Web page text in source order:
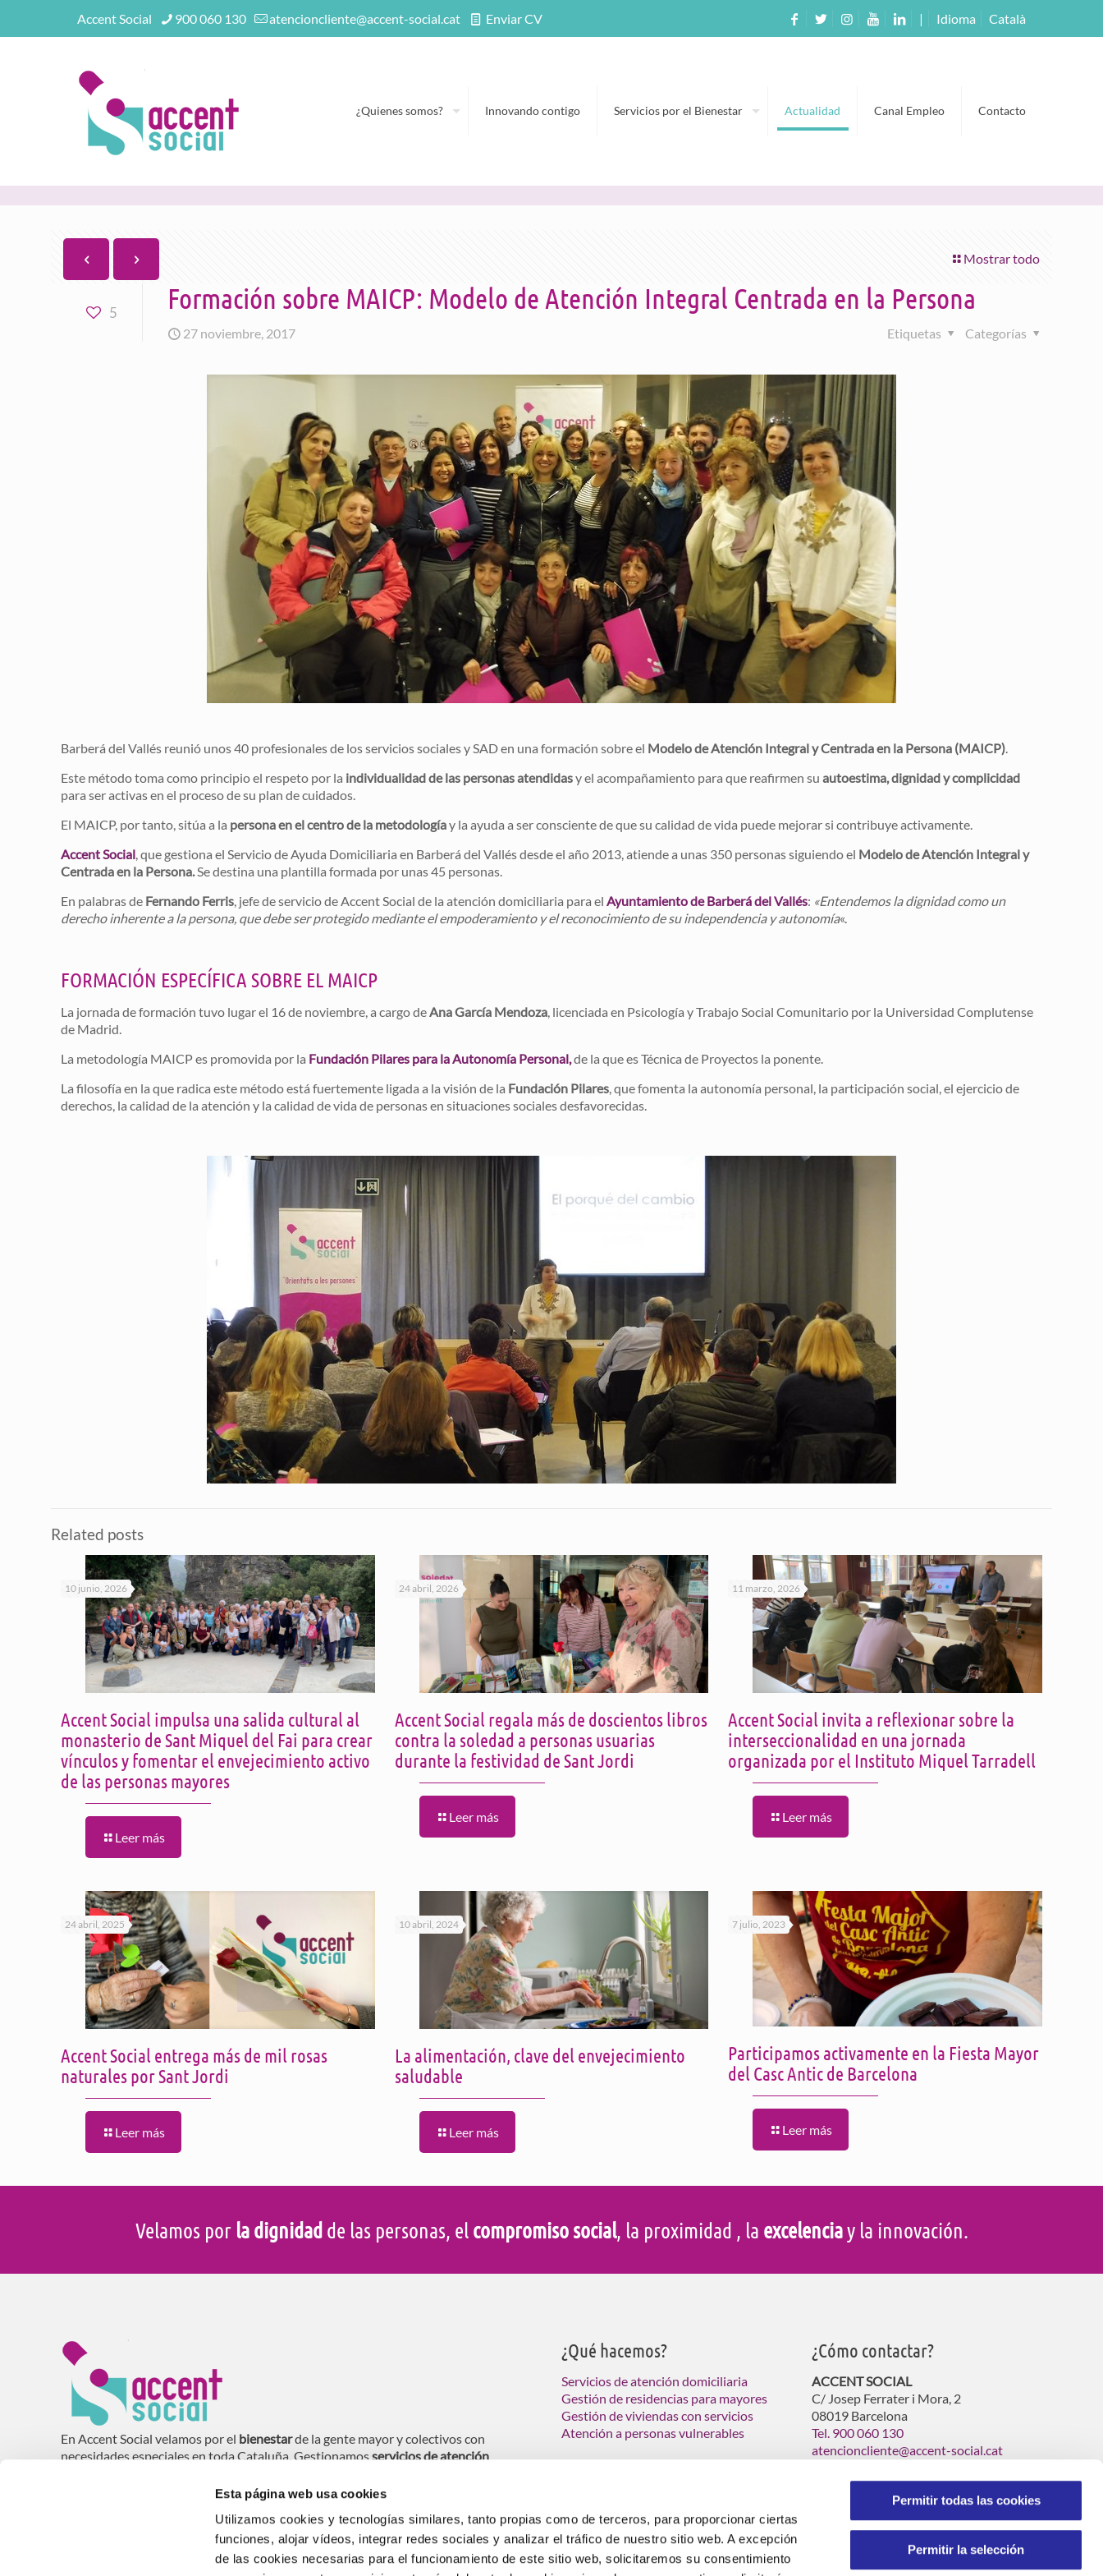
Esta página web usa cookies
Utilizamos cookies y tecnologías similares, tanto propias como de terceros, para proporcionar ciertas
funciones, alojar vídeos, integrar redes sociales y analizar el tráfico de nuestro sitio web. A excepción
de las cookies necesarias para el funcionamiento de este sitio web, solicitaremos su consentimiento
Permitir todas las cookies
Permitir la selección
Accent Social 900 060 130 atencioncliente@accent-social.cat Enviar CV | Idioma Català
¿Quienes somos? Innovando contigo Servicios por el Bienestar Actualidad Canal Empleo Contacto
Mostrar todo
5 Formación sobre MAICP: Modelo de Atención Integral Centrada en la Persona
27 noviembre, 2017 Categorías
Etiquetas
Barberá del Vallés reunió unos 40 profesionales de los servicios sociales y SAD en una formación sobre el Modelo de Atención Integral y Centrada en la Persona (MAICP).
Este método toma como principio el respeto por la individualidad de las personas atendidasy el acompañamiento para que reafirmen suautoestima, dignidad y complicidad
para ser activas en el proceso de su plan de cuidados.
El MAICP, por tanto, sitúa a la persona en el centro de la metodologíay la ayuda a ser consciente de que su calidad de vida puede mejorar si contribuye activamente.
Accent Social, que gestiona el Servicio de Ayuda Domiciliaria en Barberá del Vallés desde el año 2013, atiende a unas 350 personas siguiendo el Modelo de Atención Integral y
Centrada en la Persona.Se destina una plantilla formada por unas 45 personas.
En palabras de Fernando Ferris, jefe de servicio de Accent Social de la atención domiciliaria para elAyuntamiento de Barberá del Vallés: «Entendemos la dignidad como un
derecho inherente a la persona, que debe ser protegido mediante el empoderamiento y el reconocimiento de su independencia y autonomía«.
FORMACIÓN ESPECÍFICA SOBRE EL MAICP
La jornada de formación tuvo lugar el 16 de noviembre, a cargo deAna García Mendoza, licenciada en Psicología y Trabajo Social Comunitario por la Universidad Complutense
de Madrid.
La metodología MAICP es promovida por la Fundación Pilares para la Autonomía Personal,de la que es Técnica de Proyectos la ponente.
La filosofía en la que radica este método está fuertemente ligada a la visión de la Fundación Pilares, que fomenta la autonomía personal, la participación social, el ejercicio de
derechos, la calidad de la atención y la calidad de vida de personas en situaciones sociales desfavorecidas.
Related posts
10 junio, 2026
Accent Social impulsa una salida cultural al
monasterio de Sant Miquel del Fai para crear
vínculos y fomentar el envejecimiento activo
de las personas mayores
Leer más
24 abril, 2026
Accent Social regala más de doscientos libros
contra la soledad a personas usuarias
durante la festividad de Sant Jordi
Leer más
11 marzo, 2026
Accent Social invita a reflexionar sobre la
interseccionalidad en una jornada
organizada por el Instituto Miquel Tarradell
Leer más
24 abril, 2025
Accent Social entrega más de mil rosas
naturales por Sant Jordi
Leer más
10 abril, 2024
La alimentación, clave del envejecimiento
saludable
Leer más
7 julio, 2023
Participamos activamente en la Fiesta Mayor
del Casc Antic de Barcelona
Leer más
Velamos por la dignidadde las personas, el compromiso social, la proximidad , la excelenciay la innovación.
En Accent Social velamos por el bienestarde la gente mayor y colectivos con
necesidades especiales en toda Cataluña. Gestionamosservicios de atención
¿Qué hacemos?
Servicios de atención domiciliaria
Gestión de residencias para mayores
Gestión de viviendas con servicios
Atención a personas vulnerables
¿Cómo contactar?
ACCENT SOCIAL
C/ Josep Ferrater i Mora, 2
08019 Barcelona
Tel. 900 060 130
atencioncliente@accent-social.cat